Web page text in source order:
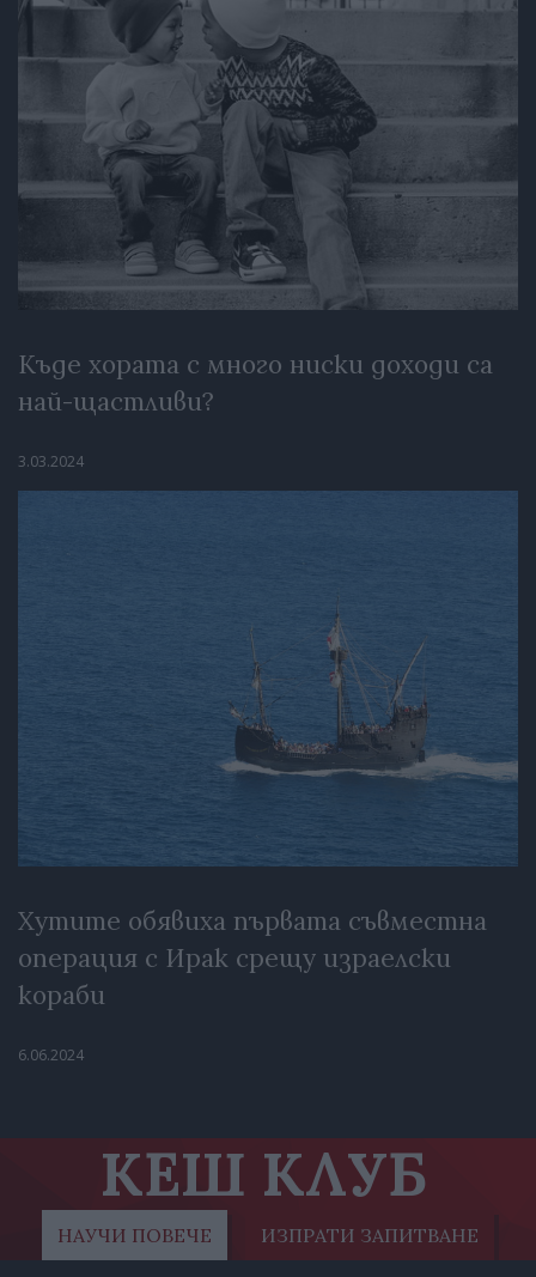
Къде хората с много ниски доходи са
най-щастливи?
3.03.2024
Хутите обявиха първата съвместна
операция с Ирак срещу израелски
кораби
6.06.2024
КЕШ КЛУБ
НАУЧИ ПОВЕЧЕ ИЗПРАТИ ЗАПИТВАНЕ